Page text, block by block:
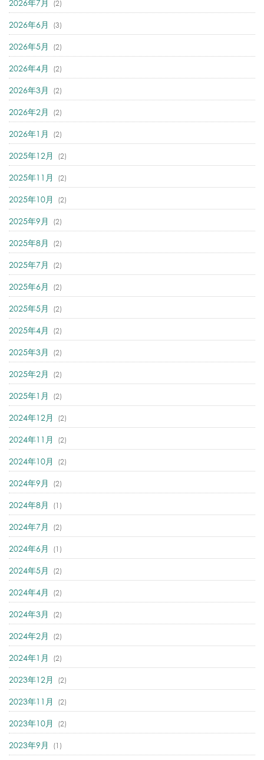
2026年7月 (2)
2026年6月 (3)
2026年5月 (2)
2026年4月 (2)
2026年3月 (2)
2026年2月 (2)
2026年1月 (2)
2025年12月 (2)
2025年11月 (2)
2025年10月 (2)
2025年9月 (2)
2025年8月 (2)
2025年7月 (2)
2025年6月 (2)
2025年5月 (2)
2025年4月 (2)
2025年3月 (2)
2025年2月 (2)
2025年1月 (2)
2024年12月 (2)
2024年11月 (2)
2024年10月 (2)
2024年9月 (2)
2024年8月 (1)
2024年7月 (2)
2024年6月 (1)
2024年5月 (2)
2024年4月 (2)
2024年3月 (2)
2024年2月 (2)
2024年1月 (2)
2023年12月 (2)
2023年11月 (2)
2023年10月 (2)
2023年9月 (1)